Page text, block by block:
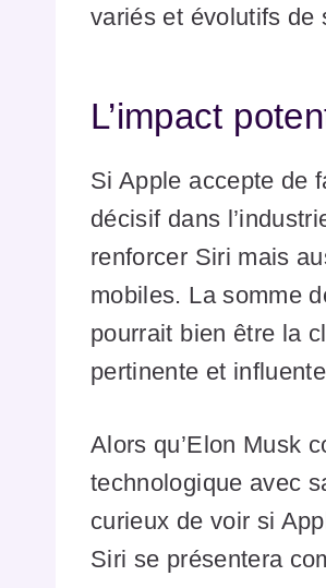
variés et évolutifs de
L’impact
Si Apple accepte de
décisif dans
renforcer Siri mais
mobiles. La somme
pourrait bien être la
pertinente et
Alors qu’Elon Musk
technologique avec
curieux de voir si
Siri se présentera